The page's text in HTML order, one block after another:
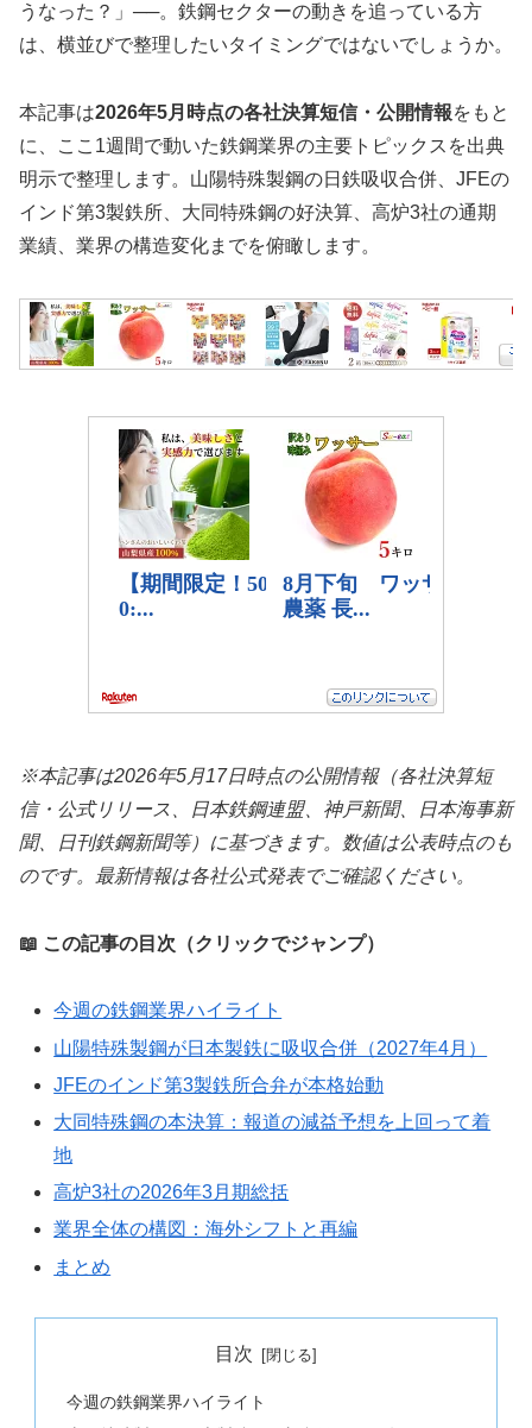
うなった？」──。鉄鋼セクターの動きを追っている方
は、横並びで整理したいタイミングではないでしょうか。
本記事は2026年5月時点の各社決算短信・公開情報をもと
に、ここ1週間で動いた鉄鋼業界の主要トピックスを出典
明示で整理します。山陽特殊製鋼の日鉄吸収合併、JFEの
インド第3製鉄所、大同特殊鋼の好決算、高炉3社の通期
業績、業界の構造変化までを俯瞰します。
※本記事は2026年5月17日時点の公開情報（各社決算短
信・公式リリース、日本鉄鋼連盟、神戸新聞、日本海事新
聞、日刊鉄鋼新聞等）に基づきます。数値は公表時点のも
のです。最新情報は各社公式発表でご確認ください。
📖 この記事の目次（クリックでジャンプ）
今週の鉄鋼業界ハイライト
山陽特殊製鋼が日本製鉄に吸収合併（2027年4月）
JFEのインド第3製鉄所合弁が本格始動
大同特殊鋼の本決算：報道の減益予想を上回って着
地
高炉3社の2026年3月期総括
業界全体の構図：海外シフトと再編
まとめ
目次
今週の鉄鋼業界ハイライト